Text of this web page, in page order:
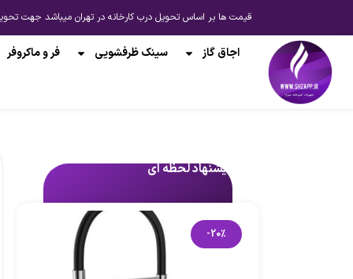
قیمت ها بر اساس تحویل درب کارخانه در تهران میباشد جهت تحویل از انبار شیراز یا ارسال
اجاق گاز سینک ظرفشویی فر و ماکروفر
پیشنهاد لحظه ای
-20%